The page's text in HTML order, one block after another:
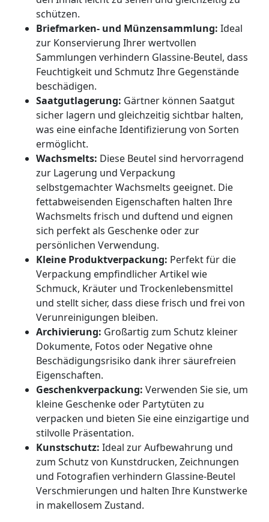
schützen.
Briefmarken- und Münzensammlung: Ideal
zur Konservierung Ihrer wertvollen
Sammlungen verhindern Glassine-Beutel, dass
Feuchtigkeit und Schmutz Ihre Gegenstände
beschädigen.
Saatgutlagerung: Gärtner können Saatgut
sicher lagern und gleichzeitig sichtbar halten,
was eine einfache Identifizierung von Sorten
ermöglicht.
Wachsmelts: Diese Beutel sind hervorragend
zur Lagerung und Verpackung
selbstgemachter Wachsmelts geeignet. Die
fettabweisenden Eigenschaften halten Ihre
Wachsmelts frisch und duftend und eignen
sich perfekt als Geschenke oder zur
persönlichen Verwendung.
Kleine Produktverpackung: Perfekt für die
Verpackung empfindlicher Artikel wie
Schmuck, Kräuter und Trockenlebensmittel
und stellt sicher, dass diese frisch und frei von
Verunreinigungen bleiben.
Archivierung: Großartig zum Schutz kleiner
Dokumente, Fotos oder Negative ohne
Beschädigungsrisiko dank ihrer säurefreien
Eigenschaften.
Geschenkverpackung: Verwenden Sie sie, um
kleine Geschenke oder Partytüten zu
verpacken und bieten Sie eine einzigartige und
stilvolle Präsentation.
Kunstschutz: Ideal zur Aufbewahrung und
zum Schutz von Kunstdrucken, Zeichnungen
und Fotografien verhindern Glassine-Beutel
Verschmierungen und halten Ihre Kunstwerke
in makellosem Zustand.